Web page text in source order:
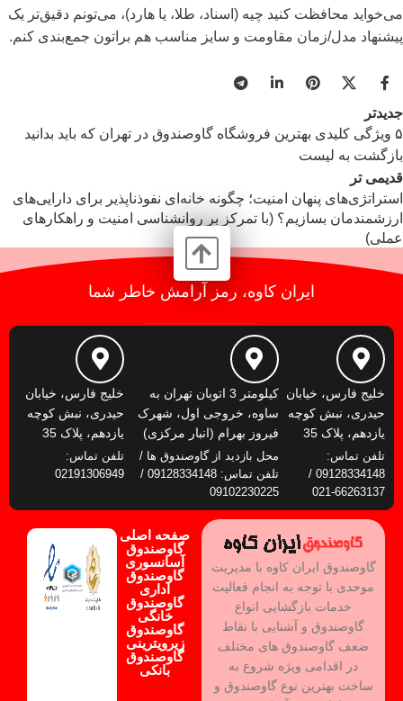
می‌خواید محافظت کنید چیه (اسناد، طلا، یا هارد)، می‌تونم دقیق‌تر یک
پیشنهاد مدل/زمان مقاومت و سایز مناسب هم براتون جمع‌بندی کنم.
جدیدتر
۵ ویژگی کلیدی بهترین فروشگاه گاوصندوق در تهران که باید بدانید
بازگشت به لیست
قدیمی تر
استراتژی‌های پنهان امنیت؛ چگونه خانه‌ای نفوذناپذیر برای دارایی‌های
ارزشمندمان بسازیم؟ (با تمرکز بر روانشناسی امنیت و راهکارهای
عملی)
ایران کاوه، رمز آرامش خاطر شما
خلیج فارس، خیابان
حیدری، نبش کوچه
یازدهم، پلاک 35
تلفن تماس:
09128334148 /
66263137-021
کیلومتر 3 اتوبان تهران به
ساوه، خروجی اول، شهرک
فیروز بهرام (انبار مرکزی)
محل بازدید از گاوصندوق ها /
تلفن تماس: 09128334148 /
09102230225
خلیج فارس، خیابان
حیدری، نبش کوچه
یازدهم، پلاک 35
تلفن تماس:
02191306949
گاوصندوق ایران کاوه با مدیریت
موحدی با توجه به انجام فعالیت
خدمات بازگشایی انواع
گاوصندوق و آشنایی با نقاط
ضعف گاوصندوق های مختلف
در اقدامی ویژه شروع به
ساخت بهترین نوع گاوصندوق و
صفحه اصلی
گاوصندوق
آسانسوری
گاوصندوق
اداری
گاوصندوق
خانگی
گاوصندوق
زیرویترینی
گاوصندوق
بانکی